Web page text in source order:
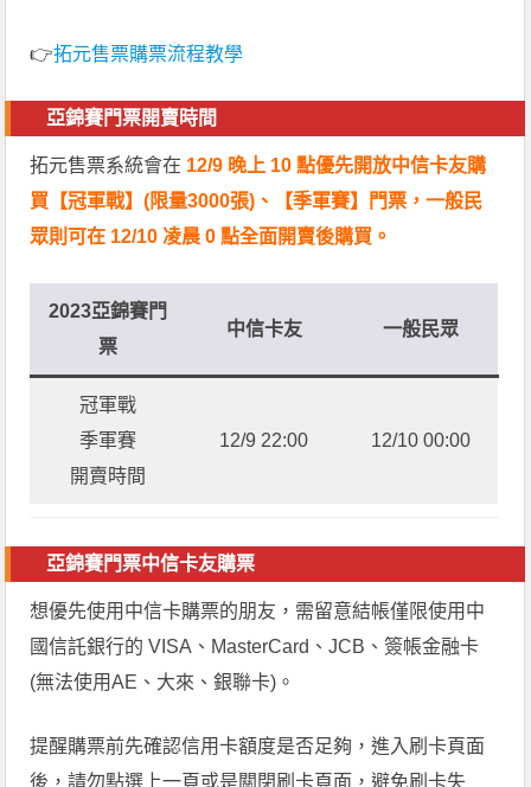
👉拓元售票購票流程教學
亞錦賽門票開賣時間
拓元售票系統會在 12/9 晚上 10 點優先開放中信卡友購
買【冠軍戰】(限量3000張)、
【季軍賽】
門票，一般民
眾則可在 12/10 凌晨 0 點全面開賣後購買。
2023亞錦賽門
票
中信卡友 一般民眾
冠軍戰
季軍賽
開賣時間
12/9 22:00 12/10 00:00
亞錦賽門票中信卡友購票
想優先使用中信卡購票的朋友，需留意結帳僅限使用中
國信託銀行的 VISA、MasterCard、JCB、簽帳金融卡
(無法使用AE、大來、銀聯卡)。
提醒購票前先確認信用卡額度是否足夠，進入刷卡頁面
後，請勿點選上一頁或是關閉刷卡頁面，避免刷卡失